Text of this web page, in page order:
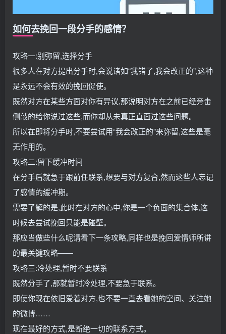
如何去挽回一段分手的感情？
攻略一:别弥留,选择分手
很多人在对方提出分手时,会说诸如“我错了,我会改正的”,这种
是永远不会有效的挽回促使。
既然对方在某些方面对你有异议,那说明对方在之前已经旁击
侧敲的给你说过这些,而你却从未真正直面过这些问题。
所以在即将分手时,不要尝试用“我会改正的”来弥留,这些是毫
无作用的。
攻略二:留下缓冲时间
在分手后就急于跟前任联系,想要与对方复合,然而这些人忘记
了感情的缓冲期。
需要了解的是,此时在对方的心中,你是一个负面的集合体,这
时候去尝试挽回只能是碰壁。
那应当做些什么呢请看下一条攻略,同样也是挽回爱情师所讲
的最关键攻略——
攻略三:冷处理,暂时不要联系
既然分手了,那就暂时冷处理,不要急于联系。
即使你现在依旧爱着对方,也不要一直去看她的空间、关注她
的微博……
现在最好的方式,是断绝一切的联系方式。